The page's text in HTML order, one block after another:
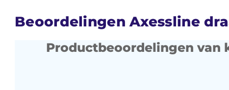
Beoordelingen Axessline
Productbeoordelingen van